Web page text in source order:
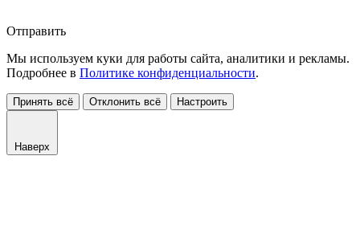
Отправить
Мы используем куки для работы сайта, аналитики и рекламы.
Подробнее в Политике конфиденциальности.
Принять всё Отклонить всё Настроить
Наверх